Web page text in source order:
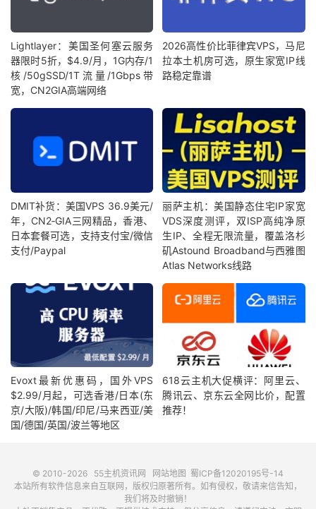
Lightlayer：美国圣何塞云服务
器限时5折，$4.9/月，1G内存/1
核/50gSSD/1T流量/1Gbps带
宽，CN2GIA高端网络
2026高性价比菲律宾VPS，马尼
拉本土机房可选，原生家宽IP线
路稳定靠谱
DMIT补货：美国VPS 36.9美元/
年，CN2‑GIA三网精品，香港、
日本套餐可选，支持支付宝/微信
支付/Paypal
丽萨主机：美国静态住宅IP家宽
VDS深度测评，双ISP高纯净原
生IP、全程无限流量，覆盖洛杉
矶Astound Broadband与西雅图
Atlas Networks线路
Evoxt最新优惠码，国外VPS
$2.99/月起，可选香港/日本(东
京/大阪)/韩国/印尼/马来西亚/美
国/德国/英国/波兰等地区
618云主机大促横评：阿里云、
腾讯云、京东云全网比价，配置
推荐！
© 2010-2026 55主机资讯网 网站地图 蜀ICP备12020195号-14
本站所有软件信息来自互联网，版权归原著所有。如有侵权，敬请来信告知，
我们将及时撤销！